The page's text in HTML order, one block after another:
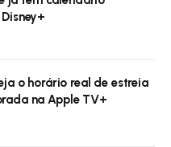
o horário real de estreia
na Apple TV+